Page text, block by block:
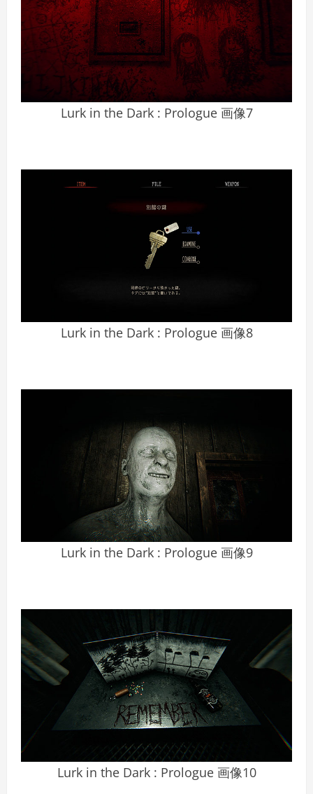
Lurk in the Dark : Prologue 画像7
Lurk in the Dark : Prologue 画像8
Lurk in the Dark : Prologue 画像9
Lurk in the Dark : Prologue 画像10